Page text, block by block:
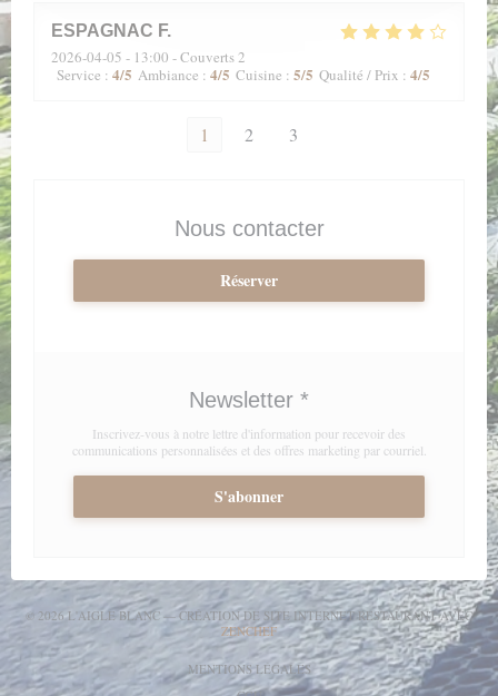
ESPAGNAC F
2026-04-05 - 13:00 - Couverts 2
Service : 4/5 Ambiance : 4/5 Cuisine : 5/5 Qualité / Prix : 4/5
1 2 3
Nous contacter
Réserver
Newsletter *
Inscrivez-vous à notre lettre d'information pour recevoir des
communications personnalisées et des offres marketing par courriel.
S'abonner
© 2026 L'AIGLE BLANC — CRÉATION DE SITE INTERNET RESTAURANT AVEC
ZENCHEF((OUVRE UNE NOUVELLE FENÊTRE))
MENTIONS LÉGALES((OUVRE UNE NOUVELLE